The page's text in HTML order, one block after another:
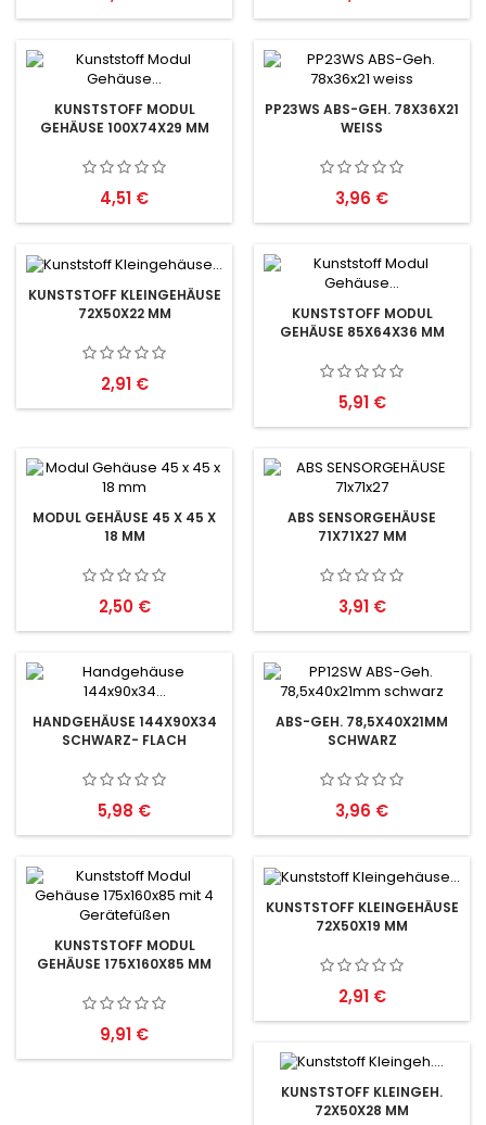
KUNSTSTOFF MODUL
GEHÄUSE 100X74X29 MM
Preis
4,51 €
PP23WS ABS-GEH. 78X36X21
WEISS
Preis
3,96 €
KUNSTSTOFF KLEINGEHÄUSE
72X50X22 MM
Preis
2,91 €
KUNSTSTOFF MODUL
GEHÄUSE 85X64X36 MM
Preis
5,91 €
MODUL GEHÄUSE 45 X 45 X
18 MM
Preis
2,50 €
ABS SENSORGEHÄUSE
71X71X27 MM
Preis
3,91 €
HANDGEHÄUSE 144X90X34
SCHWARZ- FLACH
Preis
5,98 €
ABS-GEH. 78,5X40X21MM
SCHWARZ
Preis
3,96 €
KUNSTSTOFF MODUL
GEHÄUSE 175X160X85 MM
Preis
9,91 €
KUNSTSTOFF KLEINGEHÄUSE
72X50X19 MM
Preis
2,91 €
KUNSTSTOFF KLEINGEH.
72X50X28 MM